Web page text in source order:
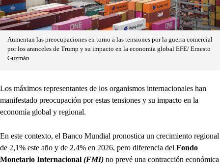
Aumentan las preocupaciones en torno a las tensiones por la guerra comercial
por los aranceles de Trump y su impacto en la economía global EFE/ Ernesto
Guzmán
Los máximos representantes de los organismos internacionales han
manifestado preocupación por estas tensiones y su impacto en la
economía global y regional.
En este contexto, el Banco Mundial pronostica un crecimiento regional
de 2,1% este año y de 2,4% en 2026, pero diferencia del Fondo
Monetario Internacional (FMI) no prevé una contracción económica